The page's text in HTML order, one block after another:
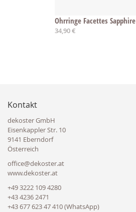
Ohrringe Facettes Sapphire
34,90 €
Kontakt
dekoster GmbH
Eisenkappler Str. 10
9141 Eberndorf
Österreich
office@dekoster.at
www.dekoster.at
+49 3222 109 4280
+43 4236 2471
+43 677 623 47 410 (WhatsApp)